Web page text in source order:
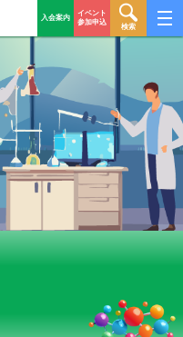
入会案内
イベント
参加申込
検索